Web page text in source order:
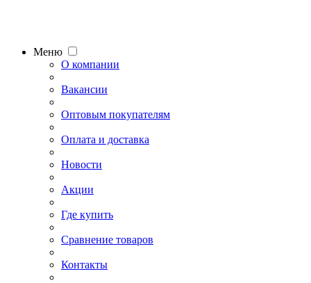
Меню
О компании
Вакансии
Оптовым покупателям
Оплата и доставка
Новости
Акции
Где купить
Сравнение товаров
Контакты